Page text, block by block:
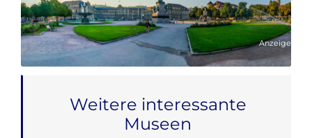
Anzeige
Weitere interessante
Museen